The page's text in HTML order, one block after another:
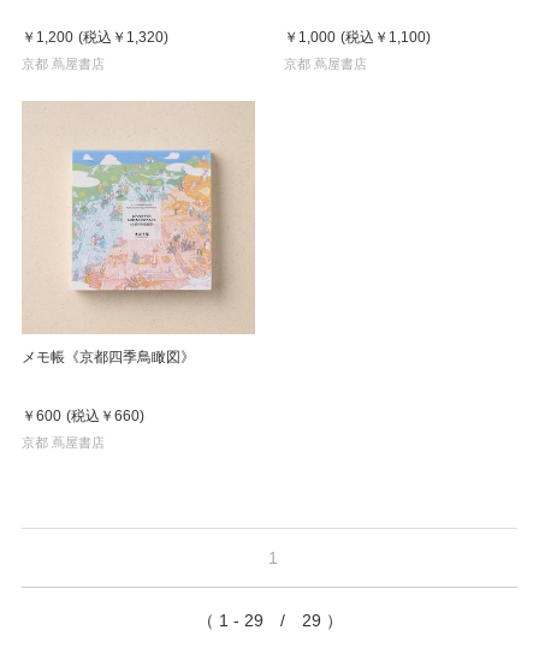
￥1,200 (税込 ￥1,320)
京都 蔦屋書店
￥1,000 (税込 ￥1,100)
京都 蔦屋書店
メモ帳《京都四季鳥瞰図》
￥600 (税込 ￥660)
京都 蔦屋書店
1
（ 1 - 29 / 29 ）